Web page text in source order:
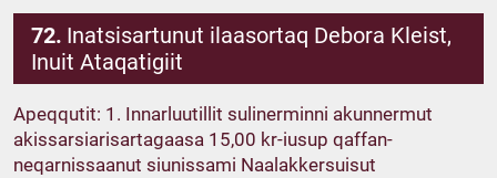
72. Inatsisartunut ilaasortaq Debora Kleist,
Inuit Ataqatigiit
Apeqqutit: 1. Innarluutillit sulinerminni akunnermut
akissarsiarisartagaasa 15,00 kr-iusup qaffan-
neqarnissaanut siunissami Naalakkersuisut